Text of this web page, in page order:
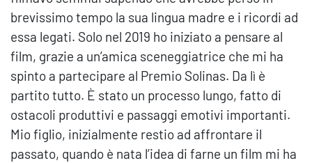
brevissimo tempo la sua lingua madre e i ricordi ad
essa legati. Solo nel 2019 ho iniziato a pensare al
film, grazie a un’amica sceneggiatrice che mi ha
spinto a partecipare al Premio Solinas. Da lì è
partito tutto. È stato un processo lungo, fatto di
ostacoli produttivi e passaggi emotivi importanti.
Mio figlio, inizialmente restio ad affrontare il
passato, quando è nata l’idea di farne un film mi ha